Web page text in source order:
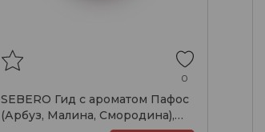
0
SEBERO Гид с ароматом Пафос
(Арбуз, Малина, Смородина),